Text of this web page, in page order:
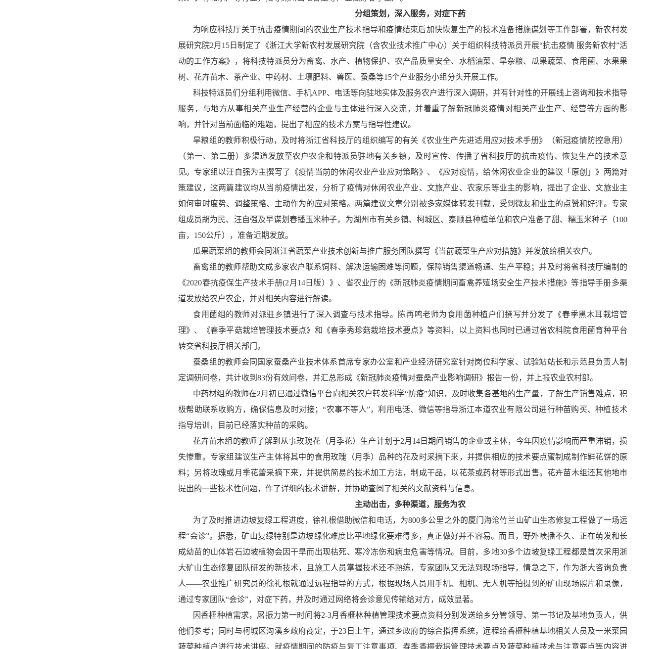
分组策划，深入服务，对症下药
为响应科技厅关于抗击疫情期间的农业生产技术指导和疫情结束后加快恢复生产的技术准备措施谋划等工作部署，新农村发
展研究院2月 15 日制定了《浙江大学新农村发展研究院（含农业技术推广中心）关于组织科技特派员开展“抗击疫情 服务新农村”活
动的工作方案》，将科技特派员分为畜禽、水产、植物保护、农产品质量安全、水稻油菜、旱杂粮、瓜果蔬菜、食用菌、水果果
树、花卉苗木、茶产业、中药材、土壤肥料、兽医、蚕桑等15个产业服务小组分头开展工作。
科技特派员们分组利用微信、手机APP、电话等向驻地实体及服务农户进行深入调研，并有针对性的开展线上咨询和技术指导
服务，与地方从事相关产业生产经营的企业与主体进行深入交流，并着重了解新冠肺炎疫情对相关产业生产、经营等方面的影
响，并针对当前面临的难题，提出了相应的技术方案与指导性建议。
旱粮组的教师积极行动，及时将浙江省科技厅的组织编写的有关《农业生产先进适用应对技术手册》（新冠疫情防控急用）
（第一、第二册）多渠道发放至农户农企和特派员驻地有关乡镇，及时宣传、传播了省科技厅的抗击疫情、恢复生产的技术意
见。专家组以汪自强为主撰写了《疫情当前的休闲农业产业应对策略》、《应对疫情，给休闲农业企业的建议「原创」》两篇对
策建议，这两篇建议均从当前疫情出发，分析了疫情对休闲农业产业、文旅产业、农家乐等业主的影响，提出了企业、文旅业主
如何审时度势、调整策略、主动作为的应对策略。两篇建议文章分别被多家媒体转发刊载，受到微友和业主的点赞和好评。专家
组成员胡为民、汪自强及早谋划春播玉米种子，为湖州市有关乡镇、柯城区、泰顺县种植单位和农户准备了甜、糯玉米种子（100
亩， 150公斤），准备近期发放。
瓜果蔬菜组的教师会同浙江省蔬菜产业技术创新与推广服务团队撰写《当前蔬菜生产应对措施》并发放给相关农户。
畜禽组的教师帮助文成多家农户联系饲料、解决运输困难等问题，保障销售渠道畅通、生产平稳；并及时将省科技厅编制的
《2020春抗疫保生产技术手册(2 月 14日版）》、省农业厅的《新冠肺炎疫情期间畜禽养殖场安全生产技术措施》等指导手册多渠
道发放给农户农企，并对相关内容进行解读。
食用菌组的教师对派驻乡镇进行了深入调查与技术指导。陈再鸣老师为食用菌种植户们撰写并分发了《春季黑木耳栽培管
理》、《春季平菇栽培管理技术要点》和《春季秀珍菇栽培技术要点》等资料，以上资料也同时已通过省农科院食用菌育种平台
转交省科技厅相关部门。
蚕桑组的教师会同国家蚕桑产业技术体系首席专家办公室和产业经济研究室针对岗位科学家、试验站站长和示范县负责人制
定调研问卷，共计收到 83份有效问卷，并汇总形成《新冠肺炎疫情对蚕桑产业影响调研》报告一份，并上报农业农村部。
中药材组的教师在2月初已通过微信平台向相关农户转发科学“防疫”知识，及时收集各基地的生产量，了解生产销售难点，积
极帮助联系收购方，确保信息及时对接；“农事不等人”，利用电话、微信等指导浙江本道农业有限公司进行种苗购买、种植技术
指导培训，目前已经落实种苗的采购。
花卉苗木组的教师了解到从事玫瑰花（月季花）生产计划于2月 14 日期间销售的企业或主体，今年因疫情影响而严重滞销，损
失惨重。专家组建议生产主体将其中的食用玫瑰（月季）品种的花及时采摘下来，并提供相应的技术要点蜜制成制作鲜花饼的原
料；另将玫瑰或月季花蕾采摘下来，并提供简易的技术加工方法，制成干品，以花茶或药材等形式出售。花卉苗木组还其他地市
提出的一些技术性问题，作了详细的技术讲解，并协助查阅了相关的文献资料与信息。
主动出击，多种渠道，服务为农
为了及时推进边坡复绿工程进度，徐礼根借助微信和电话，为800多公里之外的厦门海沧竹兰山矿山生态修复工程做了一场远
程“会诊”。据悉，矿山复绿特别是边坡绿化难度比平地绿化要难得多，真正做好并不容易。而且，野外喷播不久、正在萌发和长
成幼苗的山体岩石边坡植物会因干旱而出现枯死、寒冷冻伤和病虫危害等情况。目前，多地30多个边坡复绿工程都是首次采用浙
大矿山生态修复团队研发的新技术，且施工人员掌握技术还不熟练，专家团队又无法到现场指导，情急之下，作为浙大咨询负责
人——农业推广研究员的徐礼根就通过远程指导的方式，根据现场人员用手机、相机、无人机等拍摄到的矿山现场照片和录像，
通过专家团队“会诊”，对症下药，并及时通过网络将会诊意见传输给对方，成效显著。
因香榧种植需求，屠振力第一时间将2-3月香榧林种植管理技术要点资料分别发送给乡分管领导、第一书记及基地负责人，供
他们参考；同时与柯城区沟溪乡政府商定，于23 日上午，通过乡政府的综合指挥系统，远程给香榧种植基地相关人员及一米菜园
蔬菜种植户进行技术讲座。就疫情期间的防疫与复工注意事项、春季香榧栽培管理技术要点及蔬菜种植技术与注意要点等内容进